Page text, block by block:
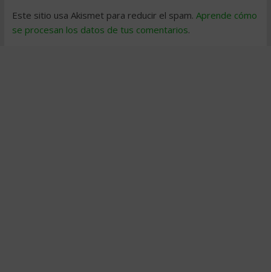
Este sitio usa Akismet para reducir el spam. Aprende cómo
se procesan los datos de tus comentarios.